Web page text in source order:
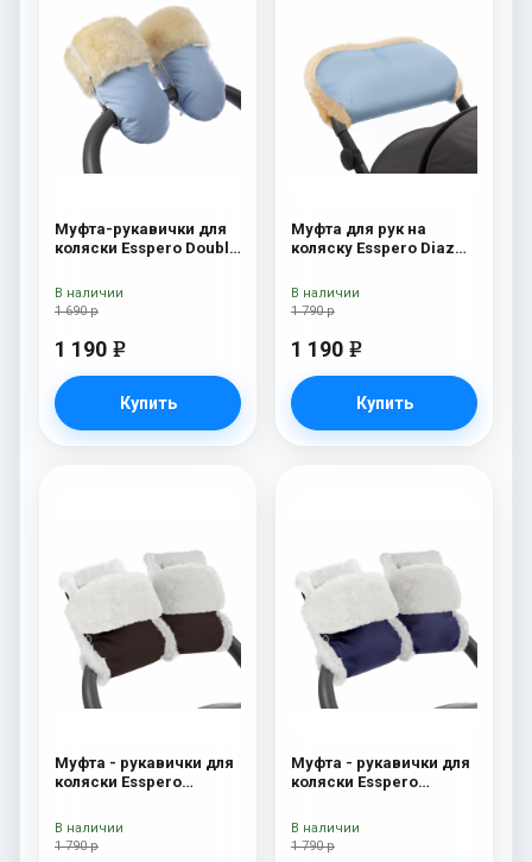
Муфта-рукавички для
коляски Esspero Double
Blue Mountain
1 690 р
1 190 e
Купить
В наличии
Муфта для рук на
коляску Esspero Diaz
Blue Mountain
1 790 р
1 190 e
Купить
В наличии
Муфта - рукавички для
коляски Esspero
шерсть) Chocolat
1 790 р
В наличии
Муфта - рукавички для
коляски Esspero
шерсть) Navy
1 790 р
В наличии